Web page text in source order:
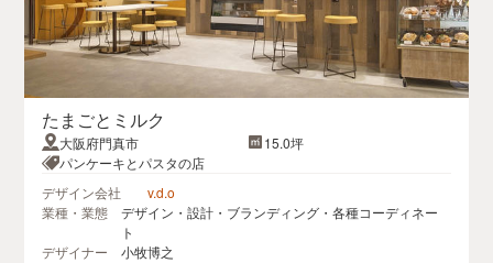
たまごとミルク
大阪府門真市
15.0坪
パンケーキとパスタの店
デザイン会社 v.d.o
業種・業態
デザイン・設計・ブランディング・各種コーディネー
ト
デザイナー
小牧博之